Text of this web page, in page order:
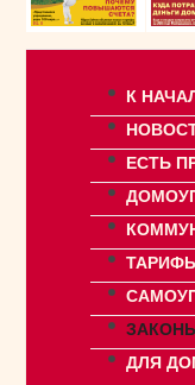
К
ЕСТЬ
ДЛЯ